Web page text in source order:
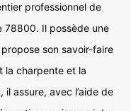
professionnel de
78800. Il possède une
son savoir-faire
la charpente et la
assure, avec l’aide de